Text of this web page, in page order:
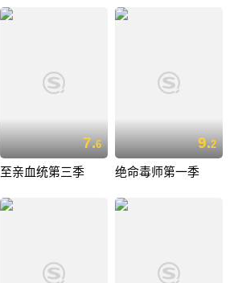
7.6
至亲血统第三季
9.2
绝命毒师第一季